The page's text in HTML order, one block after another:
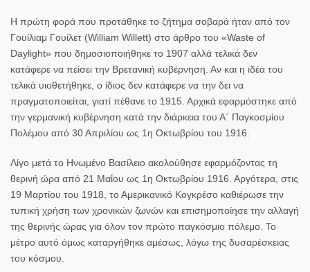
Η πρώτη φορά που προτάθηκε το ζήτημα σοβαρά ήταν από τον
Γουίλιαμ Γουίλετ (William Willett) στο άρθρο του «Waste of
Daylight» που δημοσιοποιήθηκε το 1907 αλλά τελικά δεν
κατάφερε να πείσει την Βρετανική κυβέρνηση. Αν και η ιδέα του
τελικά υιοθετήθηκε, ο ίδιος δεν κατάφερε να την δει να
πραγματοποιείται, γιατί πέθανε το 1915. Αρχικά εφαρμόστηκε από
την γερμανική κυβέρνηση κατά την διάρκεια του Α΄ Παγκοσμίου
Πολέμου από 30 Απριλίου ως 1η Οκτωβρίου του 1916.
Λίγο μετά το Ηνωμένο Βασίλειο ακολούθησε εφαρμόζοντας τη
θερινή ώρα από 21 Μαΐου ως 1η Οκτωβρίου 1916. Αργότερα, στις
19 Μαρτίου του 1918, το Αμερικανικό Κογκρέσο καθιέρωσε την
τυπική χρήση των χρονικών ζωνών και επισημοποίησε την αλλαγή
της θερινής ώρας για όλον τον πρώτο παγκόσμιο πόλεμο. Το
μέτρο αυτό όμως καταργήθηκε αμέσως, λόγω της δυσαρέσκειας
του κόσμου.